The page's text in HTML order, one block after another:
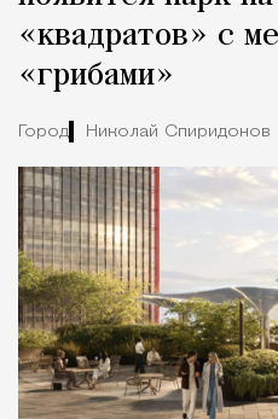
«квадратов» с
«грибами»
Город Николай Спиридонов